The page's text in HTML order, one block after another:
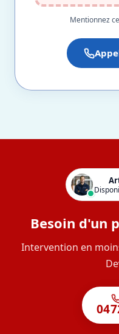
Mentionnez
Besoin d'un
Intervention en